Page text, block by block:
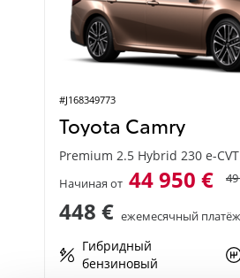
#J168349773
Toyota Camry
Начиная от 44 950 €
448 € ежемесячный
Гибридный
бензиновый